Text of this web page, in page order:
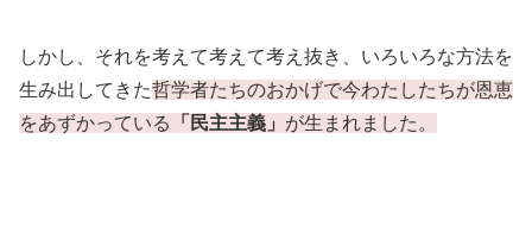
しかし、それを考えて考えて考え抜き、いろいろな方法を
生み出してきた哲学者たちのおかげで今わたしたちが恩恵
をあずかっている
「民主主義」 が生まれました。